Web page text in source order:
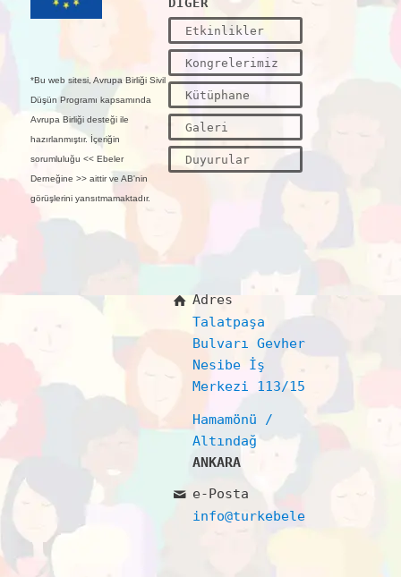
*Bu web sitesi, Avrupa Birliği Sivil
Düşün Programı kapsamında
Avrupa Birliği desteği ile
hazırlanmıştır. İçeriğin
sorumluluğu << Ebeler
Derneğine >> aittir ve AB'nin
görüşlerini yansıtmamaktadır.
DİĞER
Etkinlikler
Kongrelerimiz
Kütüphane
Galeri
Duyurular
Adres
Talatpaşa
Bulvarı Gevher
Nesibe İş
Merkezi 113/15
Hamamönü /
Altındağ
ANKARA
e-Posta